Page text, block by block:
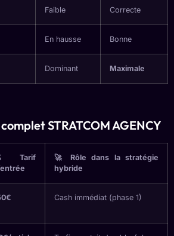
Faible Correcte
En hausse Bonne
Dominant Maximale
STRATCOM AGENCY
Tarif
🚀 Rôle dans la stratégie
hybride
Cash immédiat (phase 1)